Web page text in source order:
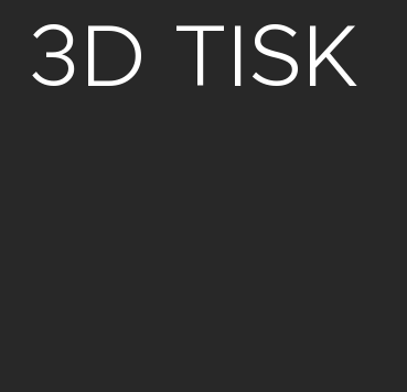
3D TISK